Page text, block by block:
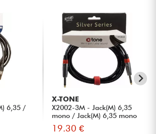
6,35 /
X-TONE
X2002-3M - Jack(M) 6,35
mono / Jack(M) 6,35 mono
S...
19.30 €